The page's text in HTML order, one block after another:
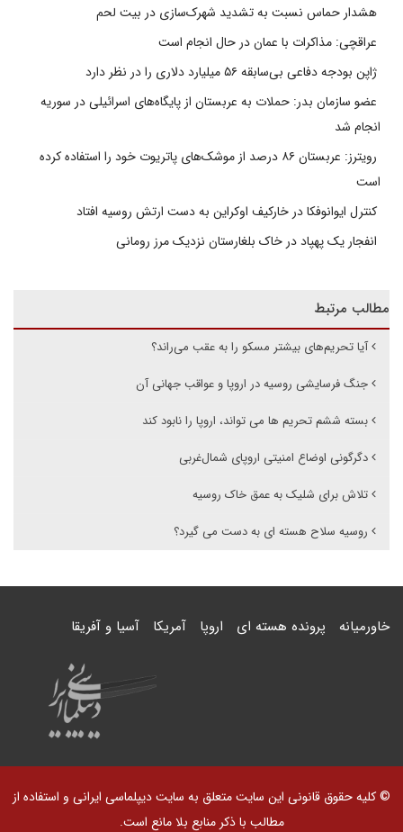
هشدار حماس نسبت به تشدید شهرک‌سازی در بیت‌ لحم
عراقچی: مذاکرات با عمان در حال انجام است
ژاپن بودجه دفاعی بی‌سابقه ۵۶ میلیارد دلاری را در نظر دارد
عضو سازمان بدر: حملات به عربستان از پایگاه‌های اسرائیلی در سوریه
انجام شد
رویترز: عربستان ۸۶ درصد از موشک‌های پاتریوت خود را استفاده کرده
است
کنترل ایوانوفکا در خارکیف اوکراین به دست ارتش روسیه افتاد
انفجار یک پهپاد در خاک بلغارستان نزدیک مرز رومانی
مطالب مرتبط
آیا تحریم‌های بیشتر مسکو را به عقب می‌راند؟
جنگ فرسایشی روسیه در اروپا و عواقب جهانی آن
بسته ششم تحریم ها می تواند، اروپا را نابود کند
دگرگونی اوضاع امنیتی اروپای شمال‌غربی
تلاش برای شلیک به عمق خاک روسیه
روسیه سلاح هسته ای به دست می گیرد؟
خاورمیانه پرونده هسته ای اروپا آمریکا آسیا و آفریقا
© کلیه حقوق قانونی این سایت متعلق به سایت دیپلماسی ایرانی و استفاده از
مطالب با ذکر منابع بلا مانع است.